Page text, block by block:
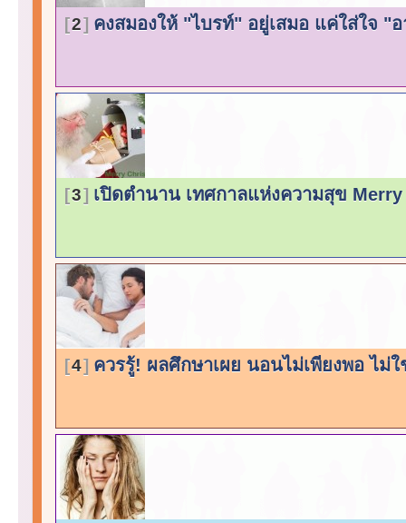
2 คงสมองให้ "ไบรท์" อยู่เสมอ แค่ใส่ใจ "
3 เปิดตำนาน เทศกาลแห่งความสุข
4 ควรรู้! ผลศึกษาเผย นอนไม่เพียงพอ ไ